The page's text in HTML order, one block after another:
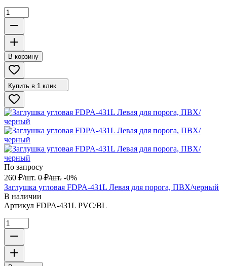
В корзину
Купить в 1 клик
По запросу
260 ₽/шт. 0 ₽/шт. -0%
Заглушка угловая FDPA-431L Левая для порога, ПВХ/черный
В наличии
Артикул FDPA-431L PVC/BL